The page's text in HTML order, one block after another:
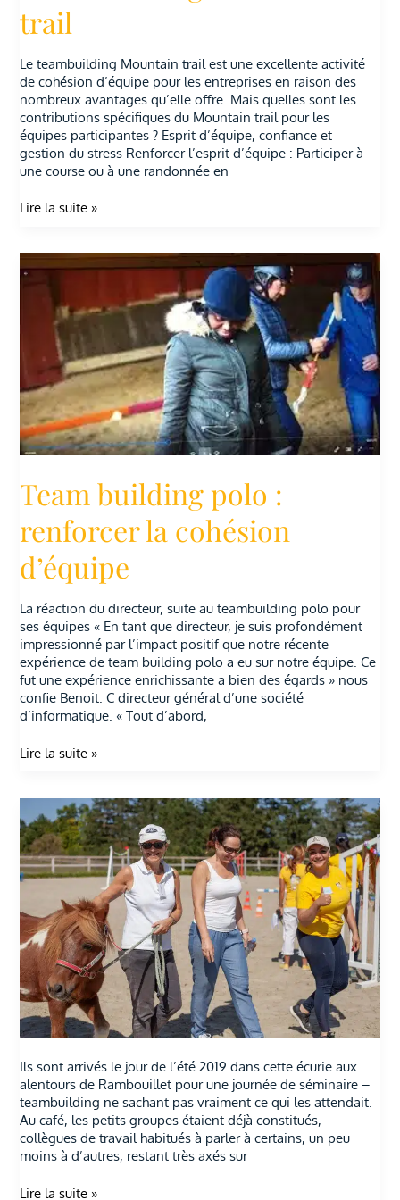
trail
Le teambuilding Mountain trail est une excellente activité
de cohésion d’équipe pour les entreprises en raison des
nombreux avantages qu’elle offre. Mais quelles sont les
contributions spécifiques du Mountain trail pour les
équipes participantes ? Esprit d’équipe, confiance et
gestion du stress Renforcer l’esprit d’équipe : Participer à
une course ou à une randonnée en
Lire la suite »
Team building polo :
renforcer la cohésion
d’équipe
La réaction du directeur, suite au teambuilding polo pour
ses équipes « En tant que directeur, je suis profondément
impressionné par l’impact positif que notre récente
expérience de team building polo a eu sur notre équipe. Ce
fut une expérience enrichissante a bien des égards » nous
confie Benoit. C directeur général d’une société
d’informatique. « Tout d’abord,
building
renforcer
cohésion
d’équipe
Lire la suite »
Ils sont arrivés le jour de l’été 2019 dans cette écurie aux
alentours de Rambouillet pour une journée de séminaire –
teambuilding ne sachant pas vraiment ce qui les attendait.
Au café, les petits groupes étaient déjà constitués,
collègues de travail habitués à parler à certains, un peu
moins à d’autres, restant très axés sur
Teambuilding
–
Quand
le
cheval
renforce
les
liens
dans
l’entreprise.
Lire la suite »